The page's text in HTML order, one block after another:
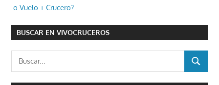
o Vuelo + Crucero?
BUSCAR EN VIVOCRUCEROS
Buscar:
BUSCAR